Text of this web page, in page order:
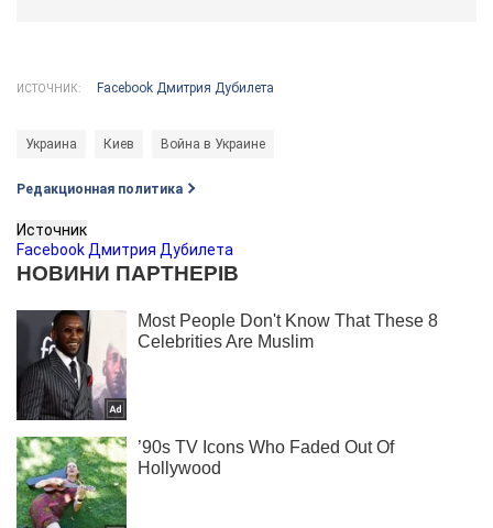
ИСТОЧНИК: Facebook Дмитрия Дубилета
Украина Киев Война в Украине
Редакционная политика
Источник
Facebook Дмитрия Дубилета